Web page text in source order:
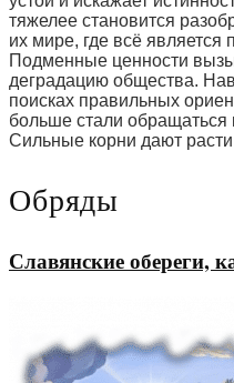
тяжелее становится
их мире, где всё
Подменные ценности
деградацию общества.
поисках правильных
больше стали обращаться
Сильные корни дают
Обряды
Славянские обереги,